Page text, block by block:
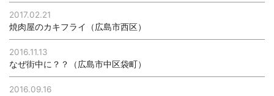
2017.02.21
焼肉屋のカキフライ（広島市西区）
2016.11.13
なぜ街中に？？（広島市中区袋町）
2016.09.16